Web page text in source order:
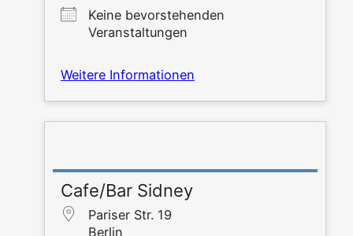
Kei­ne bevor­ste­hen­den
Veranstaltungen
Wei­te­re Informationen
Cafe/Bar Sidney
Pari­ser Str. 19
Ber­lin